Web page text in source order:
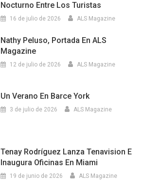
Nocturno Entre Los Turistas
16 de julio de 2026 ALS Magazine
Nathy Peluso, Portada En ALS
Magazine
12 de julio de 2026 ALS Magazine
Un Verano En Barce York
3 de julio de 2026 ALS Magazine
Tenay Rodríguez Lanza Tenavision E
Inaugura Oficinas En Miami
19 de junio de 2026 ALS Magazine